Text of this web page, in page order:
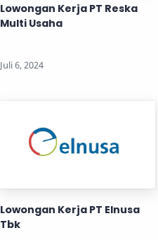
Lowongan Kerja PT Reska
Multi Usaha
Lowongan Kerja PT Elnusa
Tbk